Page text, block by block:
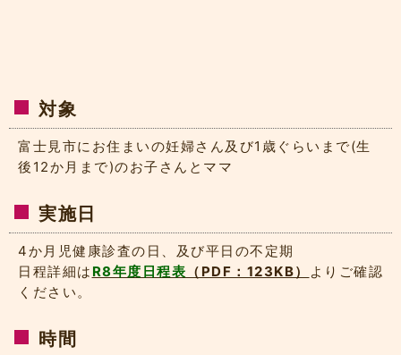
対象
富士見市にお住まいの妊婦さん及び1歳ぐらいまで(生
後12か月まで)のお子さんとママ
実施日
4か月児健康診査の日、及び平日の不定期
日程詳細は R8年度日程表 （PDF：123KB）
よりご確認
ください。
時間